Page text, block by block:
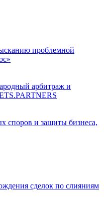
проблемной
арбитраж и
споров и защиты бизнеса,
сделок по слияниям